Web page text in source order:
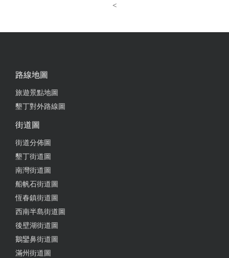
<
路線地圖
旅遊景點地圖
墾丁對外路線圖
街道圖
街道分佈圖
墾丁街道圖
南灣街道圖
船帆石街道圖
恆春鎮街道圖
西南半島街道圖
後壁湖街道圖
鵝鑾鼻街道圖
滿州街道圖